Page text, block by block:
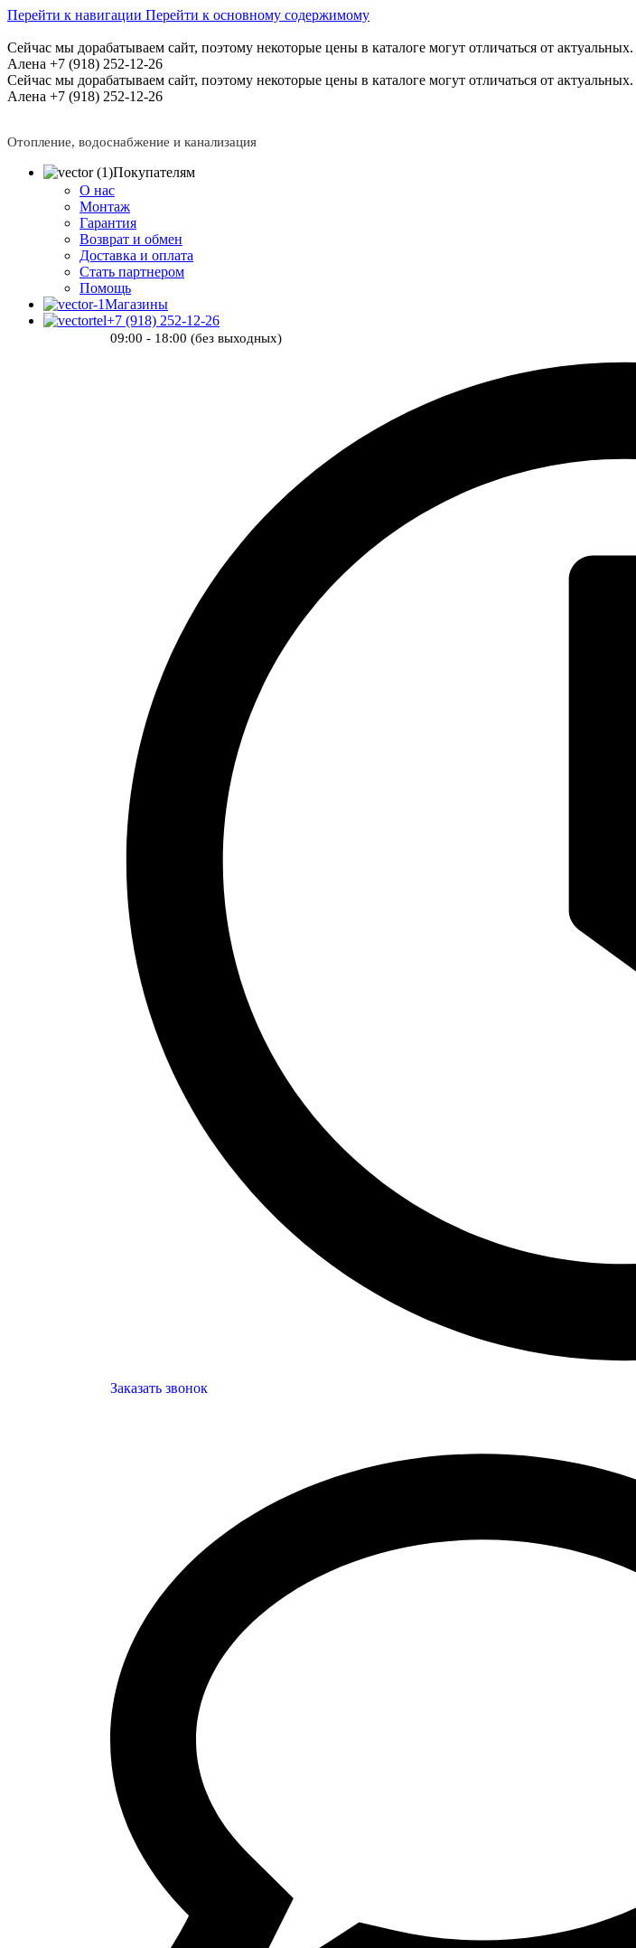
Перейти к навигации Перейти к основному содержимому
Сейчас мы дорабатываем сайт, поэтому некоторые цены в каталоге могут отличаться от актуальных.
Алена +7 (918) 252-12-26
Сейчас мы дорабатываем сайт, поэтому некоторые цены в каталоге могут отличаться от актуальных.
Алена +7 (918) 252-12-26
Отопление, водоснабжение и канализация
Покупателям
О нас
Монтаж
Гарантия
Возврат и обмен
Доставка и оплата
Стать партнером
Помощь
Магазины
+7 (918) 252-12-26
09:00 - 18:00 (без выходных)
Заказать звонок